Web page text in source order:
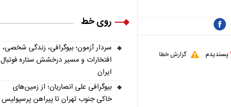
پسندیدم گزارش خطا
روی خط
سردار آزمون؛ بیوگرافی، زندگی شخصی،
افتخارات و مسیر درخشش ستاره فوتبال
ایران
بیوگرافی علی انصاریان؛ از زمین‌های
خاکی جنوب تهران تا پیراهن پرسپولیس